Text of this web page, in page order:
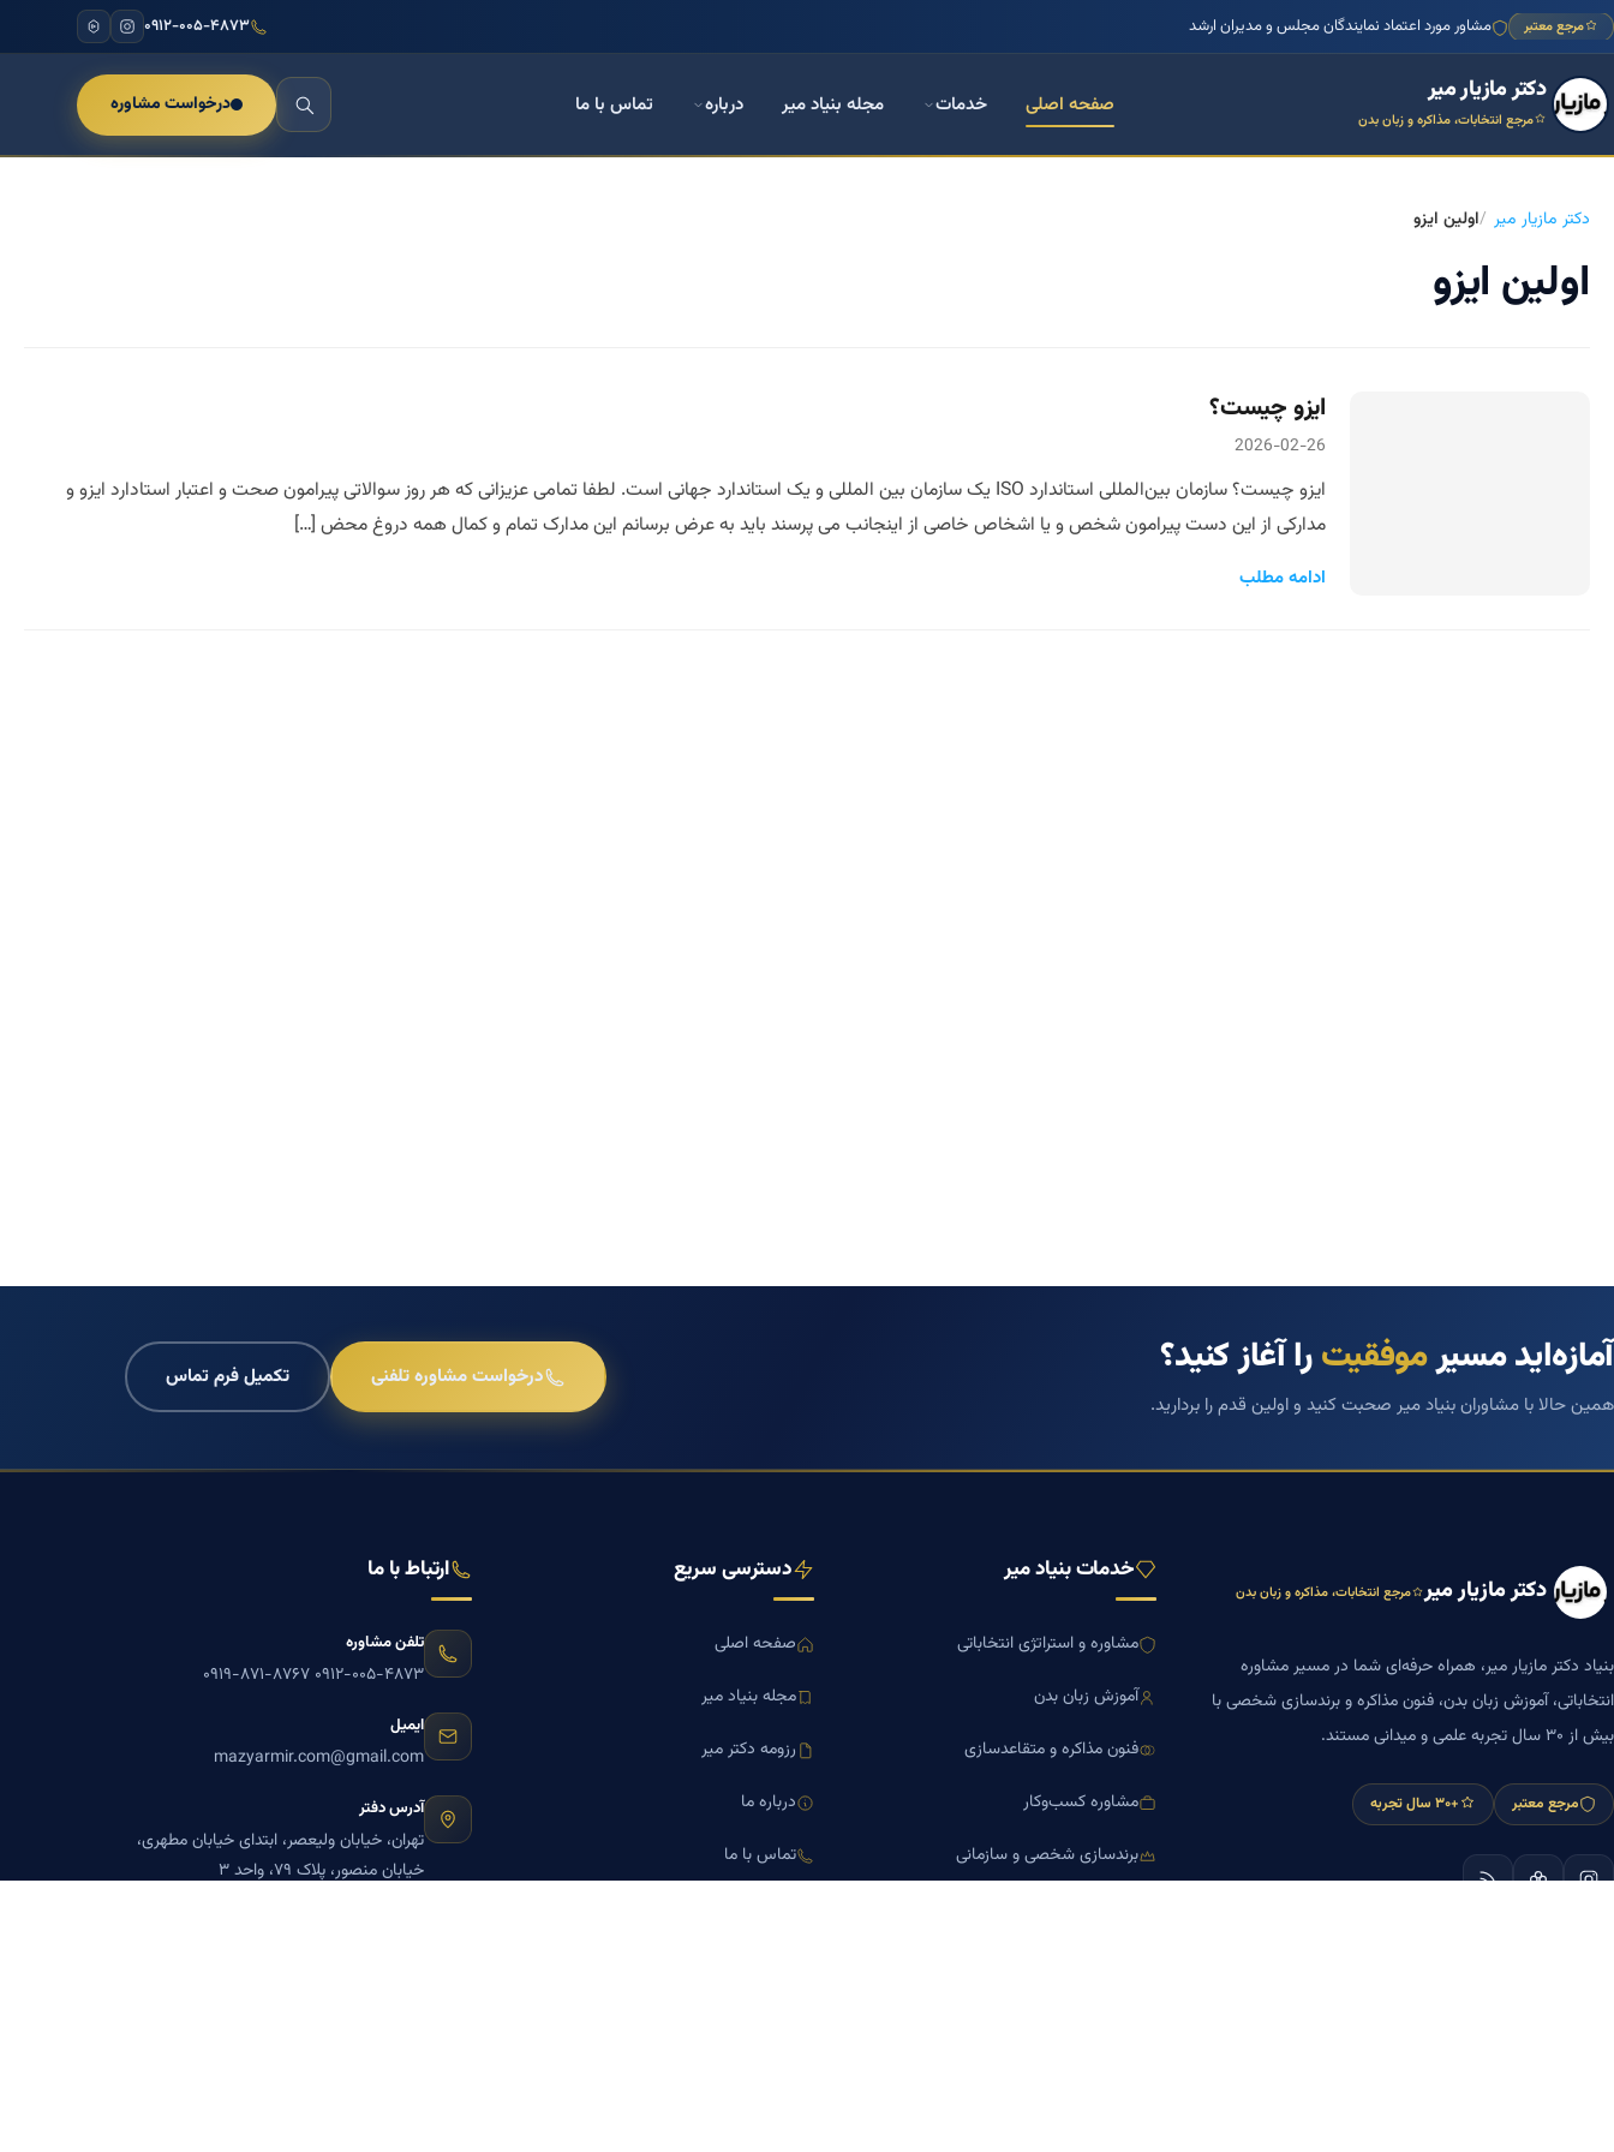
مرجع معتبر مشاور مورد اعتماد نمایندگان مجلس و مدیران ارشد ۰۹۱۲-۰۰۵-۴۸۷۳
دکتر مازیار میر
مرجع انتخابات، مذاکره و زبان بدن
صفحه اصلی خدمات مجله بنیاد میر درباره تماس با ما درخواست مشاوره
دکتر مازیار میر اولین ایزو
اولین ایزو
ایزو چیست؟
2026-02-26
ایزو چیست؟ سازمان بین‌المللی استاندارد ISO یک سازمان بین المللی و یک استاندارد جهانی است. لطفا تمامی عزیزانی که هر روز سوالاتی پیرامون صحت و اعتبار استادارد ایزو و
مدارکی از این دست پیرامون شخص و یا اشخاص خاصی از اینجانب می پرسند باید به عرض برسانم این مدارک تمام و کمال همه دروغ محض […]
ادامه مطلب
آمازه‌اید مسیرموفقیترا آغاز کنید؟
همین حالا با مشاوران بنیاد میر صحبت کنید و اولین قدم را بردارید.
درخواست مشاوره تلفنی تکمیل فرم تماس
دکتر مازیار میر مرجع انتخابات، مذاکره و زبان بدن
بنیاد دکتر مازیار میر، همراه حرفه‌ای شما در مسیر مشاوره
انتخاباتی، آموزش زبان بدن، فنون مذاکره و برندسازی شخصی با
بیش از ۳۰ سال تجربه علمی و میدانی مستند.
مرجع معتبر +۳۰ سال تجربه
خدمات بنیاد میر
مشاوره و استراتژی انتخاباتی
آموزش زبان بدن
فنون مذاکره و متقاعدسازی
مشاوره کسب‌وکار
برندسازی شخصی و سازمانی
دسترسی سریع
صفحه اصلی
مجله بنیاد میر
رزومه دکتر میر
درباره ما
تماس با ما
ارتباط با ما
تلفن مشاوره
۰۹۱۲-۰۰۵-۴۸۷۳ ۰۹۱۹-۸۷۱-۸۷۶۷
ایمیل
mazyarmir.com@gmail.com
آدرس دفتر
تهران، خیابان ولیعصر، ابتدای خیابان مطهری،
خیابان منصور، پلاک ۷۹، واحد ۳